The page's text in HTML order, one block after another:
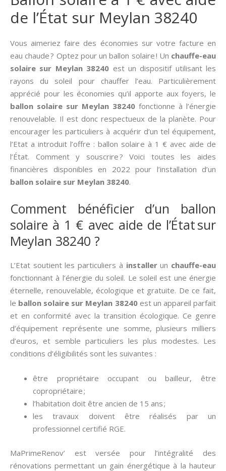
de l’État sur Meylan 38240
Vous aimeriez faire des économies sur votre facture en
eau chaude ? Optez pour un ballon solaire ! Un chauffe-eau
solaire sur Meylan 38240 est un dispositif utilisant les
rayons du soleil pour chauffer l’eau. Particulièrement
apprécié pour les économies qu’il apporte aux foyers, le
ballon solaire sur Meylan 38240 fonctionne à l’énergie
renouvelable. Il est donc respectueux de la planète. Pour
encourager les particuliers à acquérir d’un tel équipement,
l’Etat a introduit l’offre : ballon solaire à 1 € avec aide de
l’État. Comment y souscrire ? Voici toutes les aides
financières disponibles en 2022 pour l’installation d’un
ballon solaire sur Meylan 38240.
Comment bénéficier d’un ballon
solaire à 1 € avec aide de l’État sur
Meylan 38240 ?
L’Etat soutient les particuliers à installerun chauffe-eau
fonctionnant à l’énergie du soleil. Le soleil est une énergie
éternelle, renouvelable, écologique et gratuite. De ce fait,
le ballon solaire sur Meylan 38240est un appareil parfait
et en conformité avec la transition écologique. Ce genre
d’équipement représente une somme, plusieurs milliers
d’euros, et semble particuliers les plus modestes. Les
conditions d’éligibilités sont les suivantes :
être propriétaire occupant ou bailleur, être
copropriétaire ;
l’habitation doit être ancien de 15 ans ;
les travaux doivent être réalisés par un
professionnel certifié RGE.
MaPrimeRenov’ est versée pour l’intégralité des
rénovations permettant un gain énergétique à la hauteur